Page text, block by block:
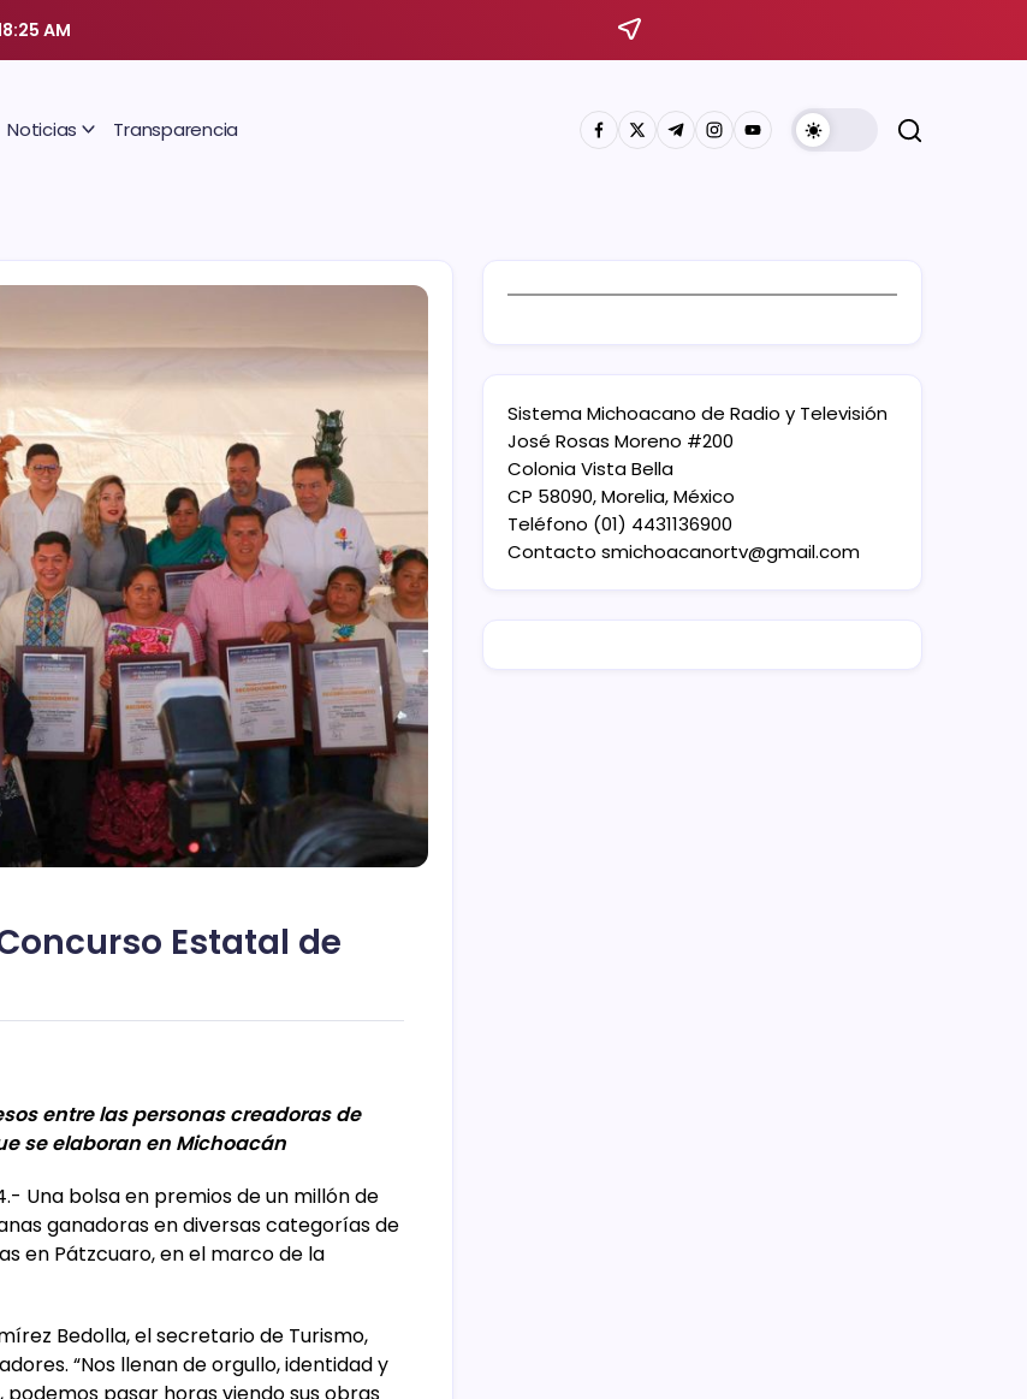
AM
Noticias Transparencia
Estatal de
entre las personas creadoras de
se elaboran en Michoacán
Una bolsa en premios de un millón de
ganadoras en diversas categorías de
en Pátzcuaro, en el marco de la
Bedolla, el secretario de Turismo,
“Nos llenan de orgullo, identidad y
Sistema Michoacano de Radio y Televisión
José Rosas Moreno #200
Colonia Vista Bella
CP 58090, Morelia, México
Teléfono (01) 4431136900
Contacto smichoacanortv@gmail.com